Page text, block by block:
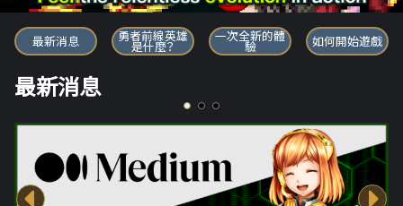
勇者前線英雄
最新消息 勇者前線英雄
是什麼？
一次全新的體
驗 如何開始遊戲
最新消息